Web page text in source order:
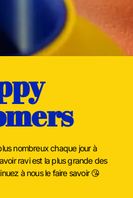
sont réalisés à la main
à partir de fleurs de
avec soin.
fleurs locales… chaque
bouquet harmonieux,
de vie.
et alentours
en boutique
: le souvenir
nombreux chaque jour à
ravi est la plus grande des
à nous le faire savoir 😘